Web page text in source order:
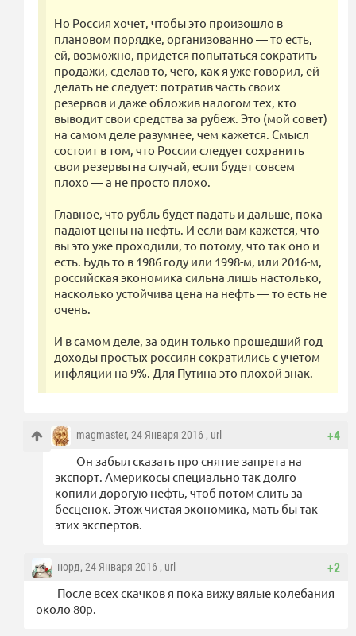
Но Россия хочет, чтобы это произошло в
плановом порядке, организованно — то есть,
ей, возможно, придется попытаться сократить
продажи, сделав то, чего, как я уже говорил, ей
делать не следует: потратив часть своих
резервов и даже обложив налогом тех, кто
выводит свои средства за рубеж. Это (мой совет)
на самом деле разумнее, чем кажется. Смысл
состоит в том, что России следует сохранить
свои резервы на случай, если будет совсем
плохо — а не просто плохо.
Главное, что рубль будет падать и дальше, пока
падают цены на нефть. И если вам кажется, что
вы это уже проходили, то потому, что так оно и
есть. Будь то в 1986 году или 1998-м, или 2016-м,
российская экономика сильна лишь настолько,
насколько устойчива цена на нефть — то есть не
очень.
И в самом деле, за один только прошедший год
доходы простых россиян сократились с учетом
инфляции на 9%. Для Путина это плохой знак.
+4
magmaster, 24 Января 2016 , url
Он забыл сказать про снятие запрета на
экспорт. Америкосы специально так долго
копили дорогую нефть, чтоб потом слить за
бесценок. Этож чистая экономика, мать бы так
этих экспертов.
+2
норд, 24 Января 2016 , url
После всех скачков я пока вижу вялые колебания
около 80р.